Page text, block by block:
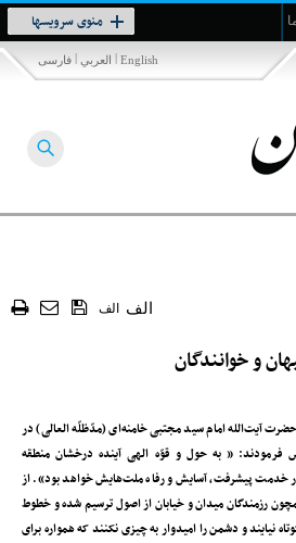
منوی سرویسها
Toggle
navigation
فارسی | العربي | English
الف الف
و خوانندگان
آیت‌الله امام سید مجتبی خامنه‌ای (مدّ‌ظلّه العالی) در
فرمودند: « به حول و قوّه الهی آینده‌ درخشان منطقه‌
خدمت پیشرفت، آسایش و رفاه ملت‌هایش خواهد بود». از
رزمندگان میدان و خیابان از اصول ترسیم شده و خطوط
نیایند و دشمن را امیدوار به چیزی نکنند که همواره برای